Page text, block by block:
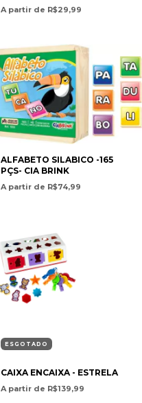
A partir de R$29,99
ALFABETO SILABICO -165
PÇS- CIA BRINK
A partir de R$74,99
ESGOTADO
CAIXA ENCAIXA - ESTRELA
A partir de R$139,99